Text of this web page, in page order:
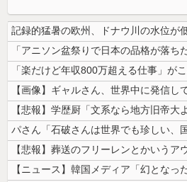
「楽だけど年収800万超える仕事」が